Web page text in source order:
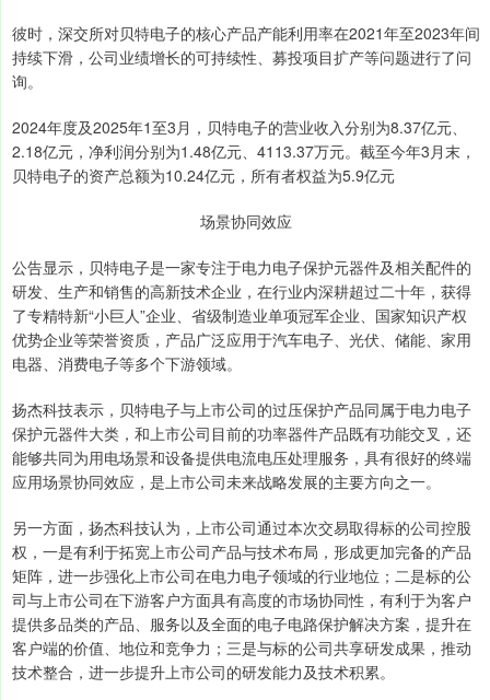
彼时，深交所对贝特电子的核心产品产能利用率在2021年至2023年间
持续下滑，公司业绩增长的可持续性、募投项目扩产等问题进行了问
询。
2024年度及2025年1至3月，贝特电子的营业收入分别为8.37亿元、
2.18亿元，净利润分别为1.48亿元、4113.37万元。截至今年3月末，
贝特电子的资产总额为10.24亿元，所有者权益为5.9亿元
场景协同效应
公告显示，贝特电子是一家专注于电力电子保护元器件及相关配件的
研发、生产和销售的高新技术企业，在行业内深耕超过二十年，获得
了专精特新“小巨人”企业、省级制造业单项冠军企业、国家知识产权
优势企业等荣誉资质，产品广泛应用于汽车电子、光伏、储能、家用
电器、消费电子等多个下游领域。
扬杰科技表示，贝特电子与上市公司的过压保护产品同属于电力电子
保护元器件大类，和上市公司目前的功率器件产品既有功能交叉，还
能够共同为用电场景和设备提供电流电压处理服务，具有很好的终端
应用场景协同效应，是上市公司未来战略发展的主要方向之一。
另一方面，扬杰科技认为，上市公司通过本次交易取得标的公司控股
权，一是有利于拓宽上市公司产品与技术布局，形成更加完备的产品
矩阵，进一步强化上市公司在电力电子领域的行业地位；二是标的公
司与上市公司在下游客户方面具有高度的市场协同性，有利于为客户
提供多品类的产品、服务以及全面的电子电路保护解决方案，提升在
客户端的价值、地位和竞争力；三是与标的公司共享研发成果，推动
技术整合，进一步提升上市公司的研发能力及技术积累。